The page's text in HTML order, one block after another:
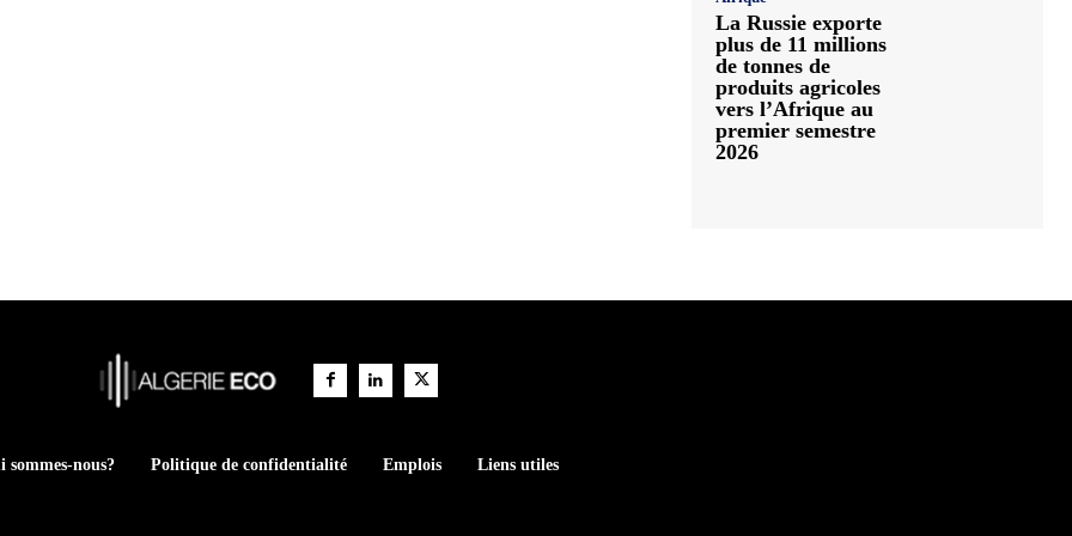
La Russie exporte
plus de 11 millions
de tonnes de
produits agricoles
vers l’Afrique au
premier semestre
2026
sommes-nous? Politique de confidentialité Emplois Liens utiles